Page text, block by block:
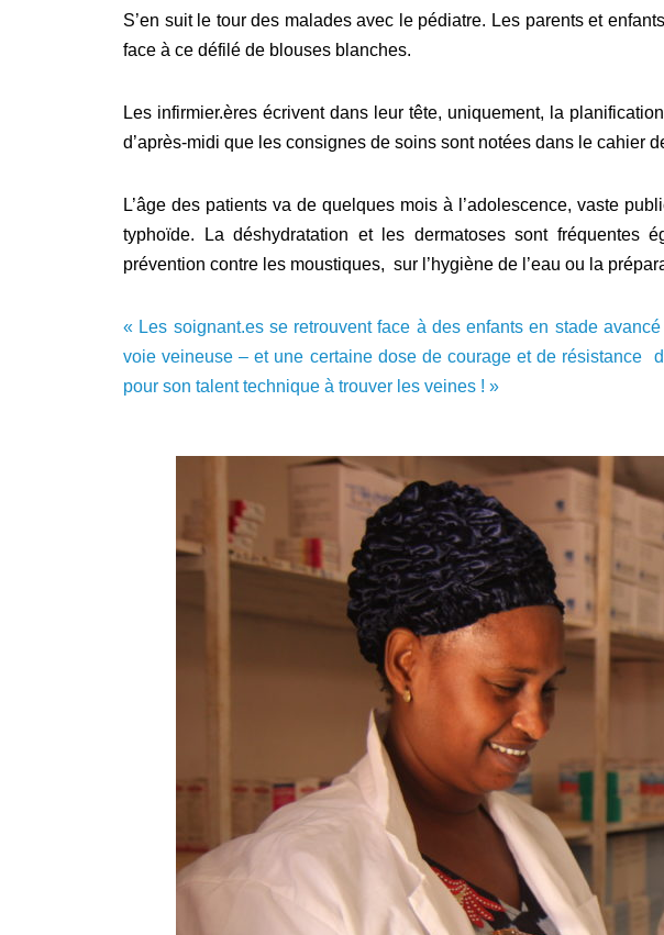
S’en suit le tour des malades avec le pédiatre. Les parents et
face à ce défilé de blouses blanches.
Les infirmier.ères écrivent dans leur tête, uniquement, la
d’après-midi que les consignes de soins sont notées dans le cahier
L’âge des patients va de quelques mois à l’adolescence, vaste
typhoïde. La déshydratation et les dermatoses sont
prévention contre les moustiques, sur l’hygiène de l’eau ou la
« Les soignant.es se retrouvent face à des enfants en stade
voie veineuse – et une certaine dose de courage et de résistance
pour son talent technique à trouver les veines ! »